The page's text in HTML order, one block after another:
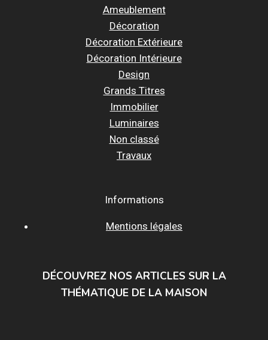
Ameublement
Décoration
Décoration Extérieure
Décoration Intérieure
Design
Grands Titres
Immobilier
Luminaires
Non classé
Travaux
Informations
Mentions légales
DÉCOUVREZ NOS ARTICLES SUR LA
THÉMATIQUE DE LA MAISON